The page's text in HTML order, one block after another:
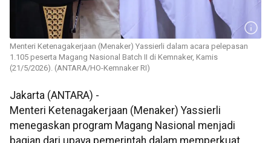
Menteri Ketenagakerjaan (Menaker) Yassierli dalam acara pelepasan
1.105 peserta Magang Nasional Batch II di Kemnaker, Kamis
(21/5/2026). (ANTARA/HO-Kemnaker RI)
Jakarta (ANTARA) -
Menteri Ketenagakerjaan (Menaker) Yassierli
menegaskan program Magang Nasional menjadi